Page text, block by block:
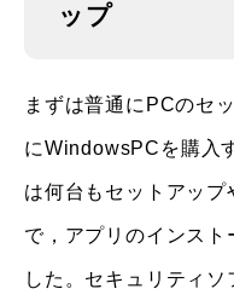
ップ
まずは普通にPCのセ
にWindowsPCを購入
は何台もセットアッ
で，アプリのインスト
した。セキュリティ